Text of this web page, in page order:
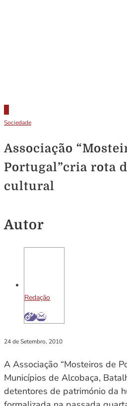
Sociedade
Associação
Portugal”cria rota
cultural
Autor
Redação
24 de Setembro, 2010
A Associação “Mosteiros de
Municípios de Alcobaça,
detentores de património da